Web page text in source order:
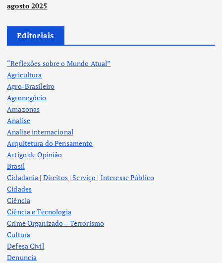
agosto 2025
Editoriais
“Reflexões sobre o Mundo Atual”
Agricultura
Agro-Brasileiro
Agronegócio
Amazonas
Analise
Analise internacional
Arquitetura do Pensamento
Artigo de Opinião
Brasil
Cidadania | Direitos | Serviço | Interesse Público
Cidades
Ciência
Ciência e Tecnologia
Crime Organizado – Terrorismo
Cultura
Defesa Civil
Denuncia